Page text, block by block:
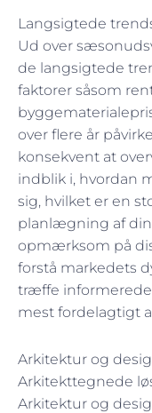
Langsigtede
Ud over
de langsigtede
faktorer såsom
over flere år
konsekvent at
indblik i, hvordan
sig, hvilket er en
planlægning af
opmærksom på
forstå markedets
træffe
mest fordelagtigt
Arkitektur og
Arkitekttegnede
Arkitektur og